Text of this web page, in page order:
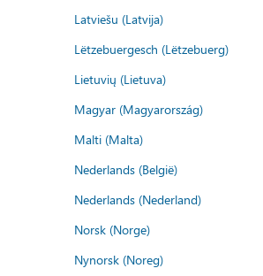
Latviešu (Latvija)
Lëtzebuergesch (Lëtzebuerg)
Lietuvių (Lietuva)
Magyar (Magyarország)
Malti (Malta)
Nederlands (België)
Nederlands (Nederland)
Norsk (Norge)
Nynorsk (Noreg)